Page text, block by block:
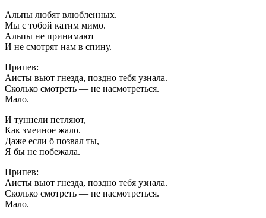
Альпы любят влюбленных.
Мы с тобой катим мимо.
Альпы не принимают
И не смотрят нам в спину.
Припев:
Аисты вьют гнезда, поздно тебя узнала.
Сколько смотреть — не насмотреться.
Мало.
И туннели петляют,
Как змеиное жало.
Даже если б позвал ты,
Я бы не побежала.
Припев:
Аисты вьют гнезда, поздно тебя узнала.
Сколько смотреть — не насмотреться.
Мало.